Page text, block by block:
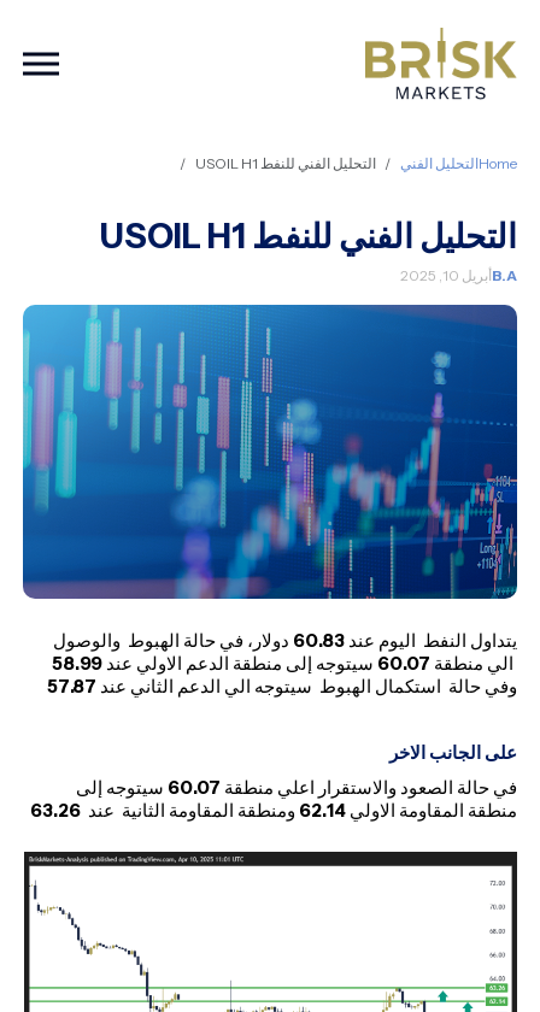
Homeالتحليل الفني التحليل الفني للنفط USOIL H1
التحليل الفني للنفط USOIL H1
B.Aأبريل 10, 2025
يتداول النفط اليوم عند60.83 دولار، في حالة الهبوط والوصول
الي منطقة 60.07 سيتوجه إلى منطقة الدعم الاولي عند58.99
وفي حالة استكمال الهبوط سيتوجه الي الدعم الثاني عند 57.87
على الجانب الاخر
في حالة الصعود والاستقرار اعلي منطقة 60.07 سيتوجه إلى
منطقة المقاومة الاولي62.14 ومنطقة المقاومة الثانية عند 63.26